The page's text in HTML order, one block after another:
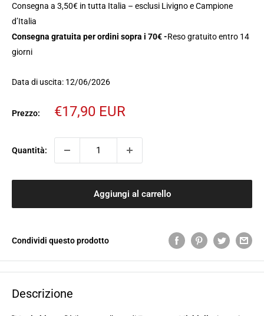
Consegna a 3,50€ in tutta Italia – esclusi Livigno e Campione
d’Italia
Consegna gratuita per ordini sopra i 70€ -Reso gratuito entro 14
giorni
Data di uscita: 12/06/2026
Prezzo:
Prezzo
€17,90 EUR
Quantità:
Aggiungi al carrello
Condividi questo prodotto
Descrizione